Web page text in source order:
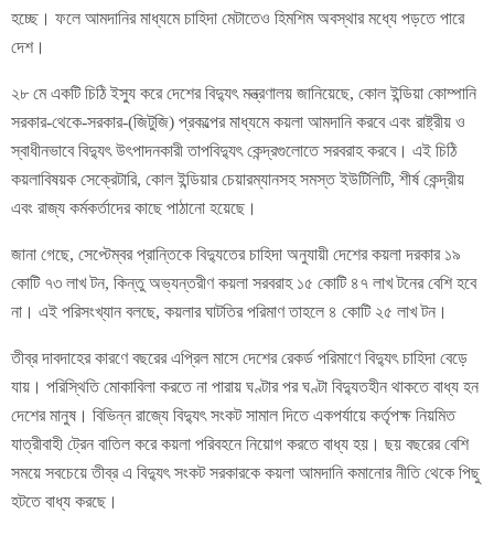
হচ্ছে। ফলে আমদানির মাধ্যমে চাহিদা মেটাতেও হিমশিম অবস্থার মধ্যে পড়তে পারে
দেশ।
২৮ মে একটি চিঠি ইস্যু করে দেশের বিদ্যুৎ মন্ত্রণালয় জানিয়েছে, কোল ইন্ডিয়া কোম্পানি
সরকার-থেকে-সরকার-(জিটুজি) প্রকল্পের মাধ্যমে কয়লা আমদানি করবে এবং রাষ্ট্রীয় ও
স্বাধীনভাবে বিদ্যুৎ উৎপাদনকারী তাপবিদ্যুৎ কেন্দ্রগুলোতে সরবরাহ করবে। এই চিঠি
কয়লাবিষয়ক সেক্রেটারি, কোল ইন্ডিয়ার চেয়ারম্যানসহ সমস্ত ইউটিলিটি, শীর্ষ কেন্দ্রীয়
এবং রাজ্য কর্মকর্তাদের কাছে পাঠানো হয়েছে।
জানা গেছে, সেপ্টেম্বর প্রান্তিকে বিদ্যুতের চাহিদা অনুযায়ী দেশের কয়লা দরকার ১৯
কোটি ৭৩ লাখ টন, কিন্তু অভ্যন্তরীণ কয়লা সরবরাহ ১৫ কোটি ৪৭ লাখ টনের বেশি হবে
না। এই পরিসংখ্যান বলছে, কয়লার ঘাটতির পরিমাণ তাহলে ৪ কোটি ২৫ লাখ টন।
তীব্র দাবদাহের কারণে বছরের এপ্রিল মাসে দেশের রেকর্ড পরিমাণে বিদ্যুৎ চাহিদা বেড়ে
যায়। পরিস্থিতি মোকাবিলা করতে না পারায় ঘণ্টার পর ঘণ্টা বিদ্যুতহীন থাকতে বাধ্য হন
দেশের মানুষ। বিভিন্ন রাজ্যে বিদ্যুৎ সংকট সামাল দিতে একপর্যায়ে কর্তৃপক্ষ নিয়মিত
যাত্রীবাহী ট্রেন বাতিল করে কয়লা পরিবহনে নিয়োগ করতে বাধ্য হয়। ছয় বছরের বেশি
সময়ে সবচেয়ে তীব্র এ বিদ্যুৎ সংকট সরকারকে কয়লা আমদানি কমানোর নীতি থেকে পিছু
হটতে বাধ্য করছে।